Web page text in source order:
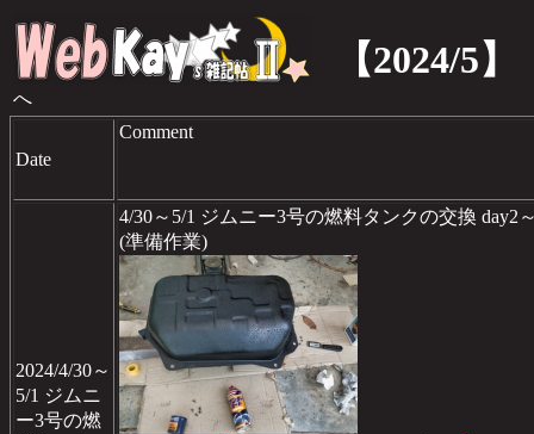
【2024/5】
へ
Date
Comment
2024/4/30～
5/1 ジムニ
ー3号の燃
4/30～5/1 ジムニー3号の燃料タンクの交換 day2
(準備作業)